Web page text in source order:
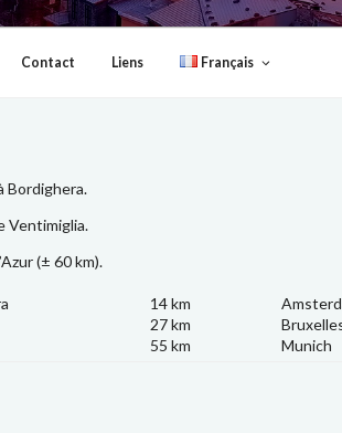
Contact Liens Français
Bordighera.
Ventimiglia.
(± 60 km).
14 km
27 km
55 km
Munich